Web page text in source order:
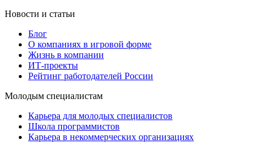
Новости и статьи
Блог
О компаниях в игровой форме
Жизнь в компании
ИТ-проекты
Рейтинг работодателей России
Молодым специалистам
Карьера для молодых специалистов
Школа программистов
Карьера в некоммерческих организациях